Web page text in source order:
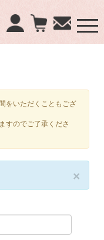
をいただくこともござ
すのでご了承くださ
×
×